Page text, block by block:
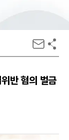
반 혐의 벌금